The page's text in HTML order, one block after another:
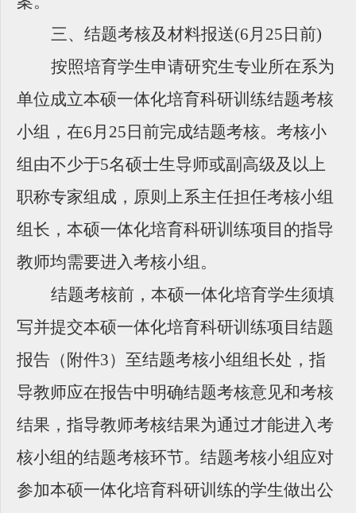
三、结题考核及材料报送(6月25日前)
按照培育学生申请研究生专业所在系为
单位成立本硕一体化培育科研训练结题考核
小组，在6月25日前完成结题考核。考核小
组由不少于5名硕士生导师或副高级及以上
职称专家组成，原则上系主任担任考核小组
组长，本硕一体化培育科研训练项目的指导
教师均需要进入考核小组。
结题考核前，本硕一体化培育学生须填
写并提交本硕一体化培育科研训练项目结题
报告（附件3）至结题考核小组组长处，指
导教师应在报告中明确结题考核意见和考核
结果，指导教师考核结果为通过才能进入考
核小组的结题考核环节。结题考核小组应对
参加本硕一体化培育科研训练的学生做出公